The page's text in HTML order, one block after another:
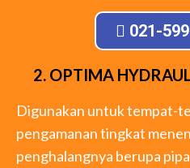
021-
2. OPTIMA
Digunakan untuk tempat-
pengamanan tingkat
penghalangnya berupa